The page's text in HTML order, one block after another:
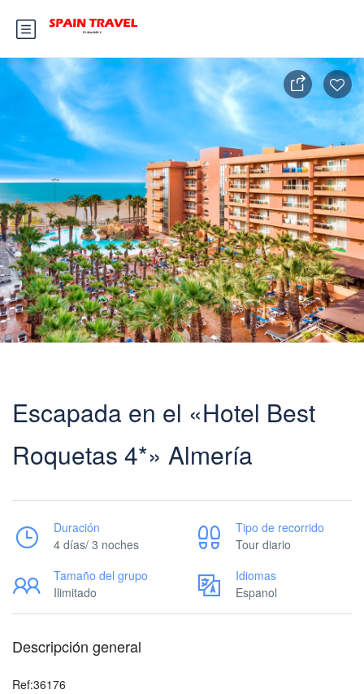
Escapada en el «Hotel Best
Roquetas 4*» Almería
Duración
4 días/ 3 noches
Tipo de recorrido
Tour diario
Tamaño del grupo
Ilimitado
Idiomas
Espanol
Descripción general
Ref:36176